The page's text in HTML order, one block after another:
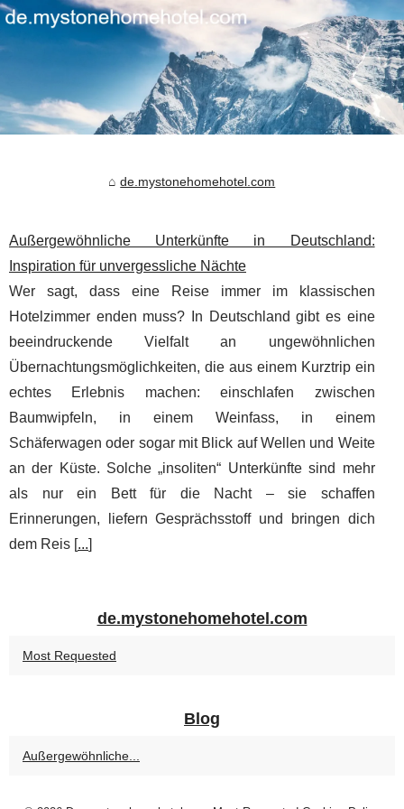
de.mystonehomehotel.com
Außergewöhnliche Unterkünfte in Deutschland:
Inspiration für unvergessliche Nächte
Wer sagt, dass eine Reise immer im klassischen
Hotelzimmer enden muss? In Deutschland gibt es eine
beeindruckende Vielfalt an ungewöhnlichen
Übernachtungsmöglichkeiten, die aus einem Kurztrip ein
echtes Erlebnis machen: einschlafen zwischen
Baumwipfeln, in einem Weinfass, in einem
Schäferwagen oder sogar mit Blick auf Wellen und Weite
an der Küste. Solche „insoliten“ Unterkünfte sind mehr
als nur ein Bett für die Nacht – sie schaffen
Erinnerungen, liefern Gesprächsstoff und bringen dich
dem Reis [...]
de.mystonehomehotel.com
Most Requested
Blog
Außergewöhnliche...